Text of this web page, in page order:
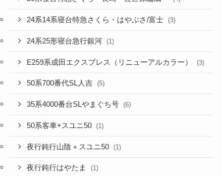
24系14系寝台特急さくら・はやぶさ/富士 (3)
24系25形寝台急行銀河 (1)
E259系成田エクスプレス（リニューアルカラー） (3)
50系700番代SL人吉 (5)
35系4000番台SLやまぐち号 (6)
50系客車+スユニ50 (1)
夜行鈍行山陰＋スユニ50 (1)
夜行鈍行はやたま (1)